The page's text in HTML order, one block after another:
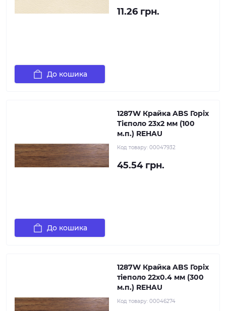
11.26 грн.
До кошика
1287W Крайка ABS Горіх
Тієполо 23х2 мм (100
м.п.) REHAU
Код товару: 00047932
45.54 грн.
До кошика
1287W Крайка ABS Горіх
тіеполо 22х0.4 мм (300
м.п.) REHAU
Код товару: 00046274